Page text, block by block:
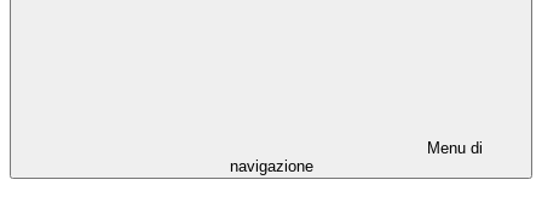
Menu di
navigazione